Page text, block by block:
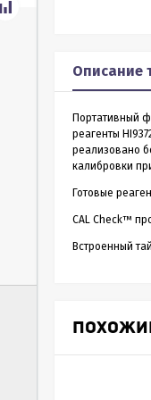
Smart 60
CONDTROL
эргономичном
Лазерная
0,05 до 60 метров
Описание
Портативный
реагенты
реализовано
калибровки
Готовые
CAL Check™
Встроенный